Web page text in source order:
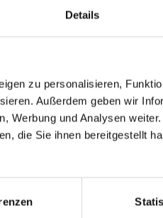
Details
zu personalisieren,
Außerdem geben wir
Werbung und Analysen
die Sie ihnen bereitgestellt